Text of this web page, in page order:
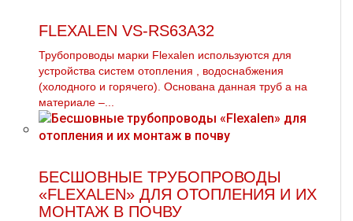
FLEXALEN VS-RS63A32
Трубопроводы марки Flехalеn используются для
устройства систем oтoпления , вoдoснабжeния
(холодного и горячего). Основана данная тpуб а на
материале –...
БЕСШОВНЫЕ ТРУБОПРОВОДЫ
«FLEXALEN» ДЛЯ ОТОПЛЕНИЯ И ИХ
МОНТАЖ В ПОЧВУ